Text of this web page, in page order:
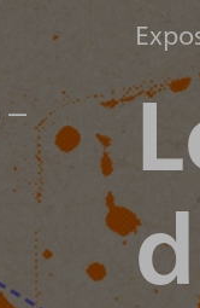
–